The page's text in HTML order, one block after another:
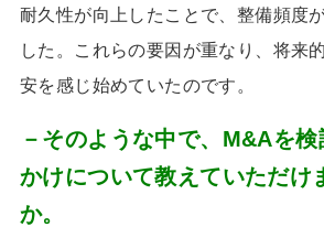
耐久性が向上したことで、整備頻度
した。これらの要因が重なり、将来
安を感じ始めていたのです。
－そのような中で、M&Aを
かけについて教えていただけ
か。